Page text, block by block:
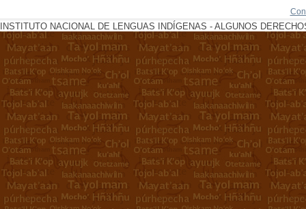
INSTITUTO NACIONAL DE LENGUAS INDÍGENAS - ALGUNOS